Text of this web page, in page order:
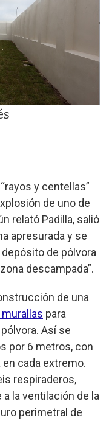
y centellas”
de uno de
relató Padilla, salió
apresurada y se
de pólvora
descampada”.
de una
para
Así se
por 6 metros, con
en cada extremo.
respiraderos,
la ventilación de la
perimetral de